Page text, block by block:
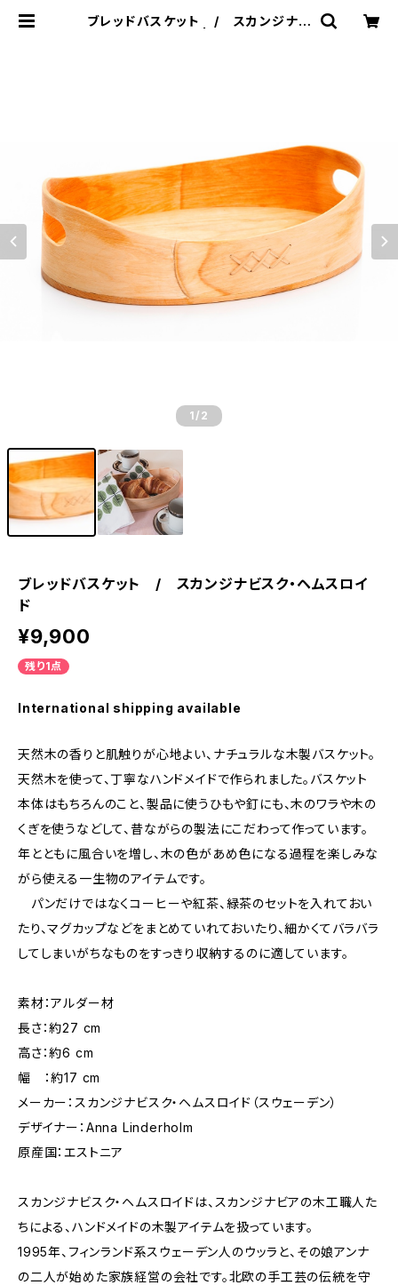
ブレッドバスケット / スカンジナビ
1 /2
ブレッドバスケット / スカンジナビスク・ヘムスロイ
ド
¥9,900
残り1点
International shipping available
天然木の香りと肌触りが心地よい、ナチュラルな木製バスケット。
天然木を使って、丁寧なハンドメイドで作られました。バスケット
本体はもちろんのこと、製品に使うひもや釘にも、木のワラや木の
くぎを使うなどして、昔ながらの製法にこだわって作っています。
年とともに風合いを増し、木の色があめ色になる過程を楽しみな
がら使える一生物のアイテムです。
パンだけではなくコーヒーや紅茶、緑茶のセットを入れておい
たり、マグカップなどをまとめていれておいたり、細かくてバラバラ
してしまいがちなものをすっきり収納するのに適しています。
素材：アルダー材
長さ：約27 cm
高さ：約6 cm
幅 ：約17 cm
メーカー：スカンジナビスク・ヘムスロイド（スウェーデン）
デザイナー：Anna Linderholm
原産国：エストニア
スカンジナビスク・ヘムスロイドは、スカンジナビアの木工職人た
ちによる、ハンドメイドの木製アイテムを扱っています。
1995年、フィンランド系スウェーデン人のウッラと、その娘アンナ
の二人が始めた家族経営の会社です。北欧の手工芸の伝統を守